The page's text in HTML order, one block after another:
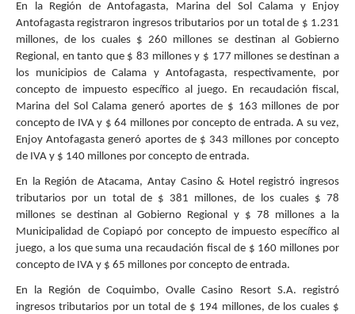
En la Región de Antofagasta, Marina del Sol Calama y Enjoy
Antofagasta registraron ingresos tributarios por un total de $ 1.231
millones, de los cuales $ 260 millones se destinan al Gobierno
Regional, en tanto que $ 83 millones y $ 177 millones se destinan a
los municipios de Calama y Antofagasta, respectivamente, por
concepto de impuesto específico al juego. En recaudación fiscal,
Marina del Sol Calama generó aportes de $ 163 millones de por
concepto de IVA y $ 64 millones por concepto de entrada. A su vez,
Enjoy Antofagasta generó aportes de $ 343 millones por concepto
de IVA y $ 140 millones por concepto de entrada.
En la Región de Atacama, Antay Casino & Hotel registró ingresos
tributarios por un total de $ 381 millones, de los cuales $ 78
millones se destinan al Gobierno Regional y $ 78 millones a la
Municipalidad de Copiapó por concepto de impuesto específico al
juego, a los que suma una recaudación fiscal de $ 160 millones por
concepto de IVA y $ 65 millones por concepto de entrada.
En la Región de Coquimbo, Ovalle Casino Resort S.A. registró
ingresos tributarios por un total de $ 194 millones, de los cuales $